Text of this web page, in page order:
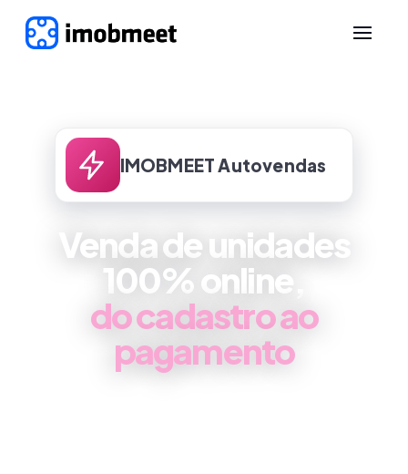
IMOBMEET Autovendas
Venda de unidades
100% online,
do cadastro ao
pagamento